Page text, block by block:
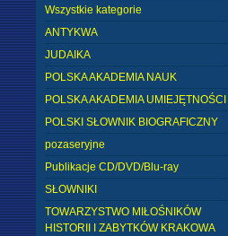
Wszystkie kategorie
ANTYKWA
JUDAIKA
POLSKA AKADEMIA NAUK
POLSKA AKADEMIA UMIEJĘTNOŚCI
POLSKI SŁOWNIK BIOGRAFICZNY
pozaseryjne
Publikacje CD/DVD/Blu-ray
SŁOWNIKI
TOWARZYSTWO MIŁOŚNIKÓW
HISTORII I ZABYTKÓW KRAKOWA